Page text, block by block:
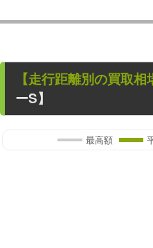
【走行距離別の買取相
ーS】
最高額